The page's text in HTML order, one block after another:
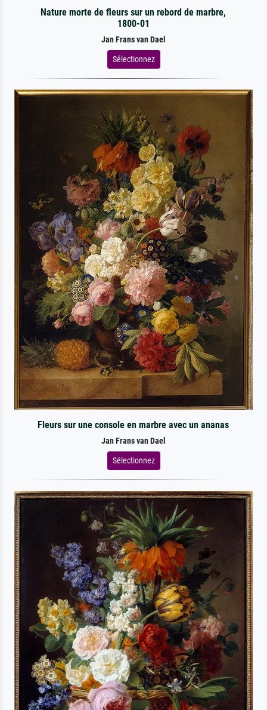
Nature morte de fleurs sur un rebord de marbre,
1800-01
Jan Frans van Dael
Sélectionnez
Fleurs sur une console en marbre avec un ananas
Jan Frans van Dael
Sélectionnez